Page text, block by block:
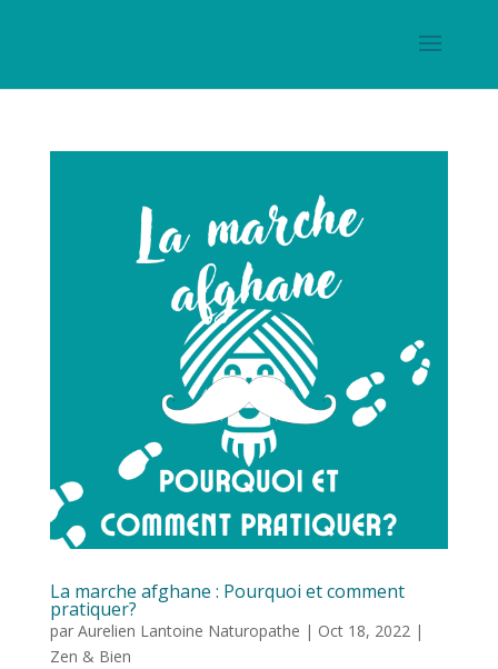
La marche afghane : Pourquoi et comment
pratiquer?
par Aurelien Lantoine Naturopathe | Oct 18, 2022|
Zen & Bien